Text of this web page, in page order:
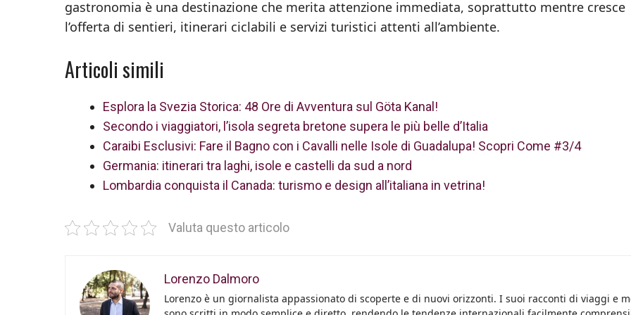
gastronomia è una destinazione che merita attenzione immediata, soprattutto mentre cresce
l’offerta di sentieri, itinerari ciclabili e servizi turistici attenti all’ambiente.
Articoli simili
Esplora la Svezia Storica: 48 Ore di Avventura sul Göta Kanal!
Secondo i viaggiatori, l’isola segreta bretone supera le più belle d’Italia
Caraibi Esclusivi: Fare il Bagno con i Cavalli nelle Isole di Guadalupa! Scopri Come #3/4
Germania: itinerari tra laghi, isole e castelli da sud a nord
Lombardia conquista il Canada: turismo e design all’italiana in vetrina!
Valuta questo articolo
Lorenzo Dalmoro
Lorenzo è un giornalista appassionato di scoperte e di nuovi orizzonti. I suoi racconti di viaggi e